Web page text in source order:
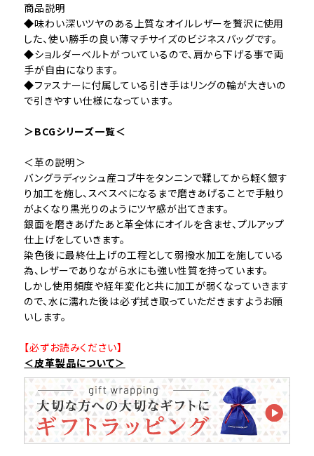
商品説明
◆味わい深いツヤのある上質なオイルレザーを贅沢に使用
した、使い勝手の良い薄マチサイズのビジネスバッグです。
◆ショルダーベルトがついているので、肩から下げる事で両
手が自由になります。
◆ファスナーに付属している引き手はリングの輪が大きいの
で引きやすい仕様になっています。
＞BCGシリーズ一覧＜
＜革の説明＞
バングラディッシュ産コブ牛をタンニンで鞣してから軽く銀す
り加工を施し、スベスベになるまで磨きあげることで手触り
がよくなり黒光りのようにツヤ感が出てきます。
銀面を磨きあげたあと革全体にオイルを含ませ、プルアップ
仕上げをしていきます。
染色後に最終仕上げの工程として弱撥水加工を施している
為、レザーでありながら水にも強い性質を持っています。
しかし使用頻度や経年変化と共に加工が弱くなっていきます
ので、水に濡れた後は必ず拭き取っていただきますようお願
いします。
【必ずお読みください】
＜皮革製品について＞